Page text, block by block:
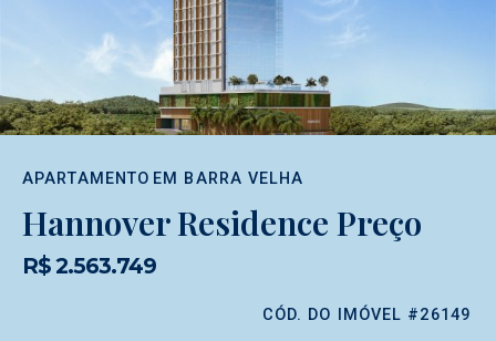
APARTAMENTO EM BARRA VELHA
Hannover Residence Preço
R$ 2.563.749
CÓD. DO IMÓVEL #26149